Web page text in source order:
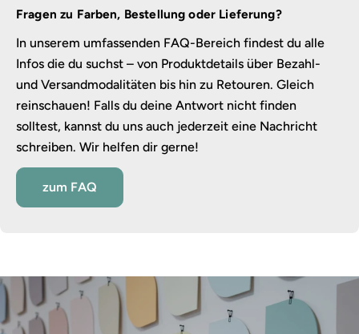
Fragen zu Farben, Bestellung oder Lieferung?
In unserem umfassenden FAQ-Bereich findest du alle
Infos die du suchst – von Produktdetails über Bezahl-
und Versandmodalitäten bis hin zu Retouren. Gleich
reinschauen! Falls du deine Antwort nicht finden
solltest, kannst du uns auch jederzeit eine Nachricht
schreiben. Wir helfen dir gerne!
zum FAQ